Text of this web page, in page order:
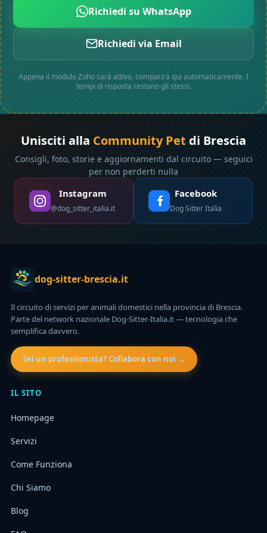
Richiedi su WhatsApp
Richiedi via Email
Appena il modulo Zoho sarà attivo, comparirà qui automaticamente. I
tempi di risposta restano gli stessi.
Unisciti alla Community Pet di Brescia
Consigli, foto, storie e aggiornamenti dal circuito — seguici
per non perderti nulla
Instagram
@dog_sitter_italia.it
Facebook
Dog Sitter Italia
dog-sitter-brescia.it
Il circuito di servizi per animali domestici nella provincia di Brescia.
Parte del network nazionale Dog-Sitter-Italia.it — tecnologia che
semplifica davvero.
Sei un professionista? Collabora con noi →
IL SITO
Homepage
Servizi
Come Funziona
Chi Siamo
Blog